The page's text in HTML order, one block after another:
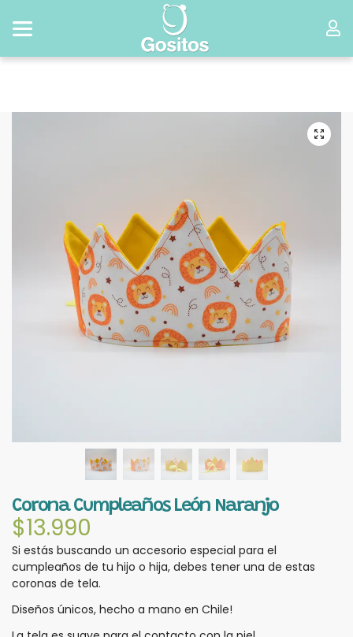
Corona Cumpleaños León Naranjo
$13.990
Si estás buscando un accesorio especial para el
cumpleaños de tu hijo o hija, debes tener una de estas
coronas de tela.
Diseños únicos, hecho a mano en Chile!